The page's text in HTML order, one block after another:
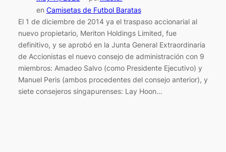
en Camisetas de Futbol Baratas
El 1 de diciembre de 2014 ya el traspaso accionarial al
nuevo propietario, Meriton Holdings Limited, fue
definitivo, y se aprobó en la Junta General Extraordinaria
de Accionistas el nuevo consejo de administración con 9
miembros: Amadeo Salvo (como Presidente Ejecutivo) y
Manuel Peris (ambos procedentes del consejo anterior), y
siete consejeros singapurenses: Lay Hoon…